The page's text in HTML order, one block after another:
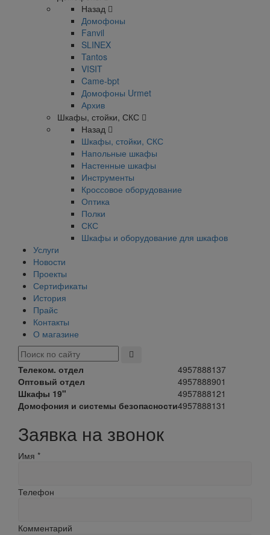
Назад
Домофоны
Fanvil
SLINEX
Tantos
VISIT
Came-bpt
Домофоны Urmet
Архив
Шкафы, стойки, СКС
Назад
Шкафы, стойки, СКС
Напольные шкафы
Настенные шкафы
Инструменты
Кроссовое оборудование
Оптика
Полки
СКС
Шкафы и оборудование для шкафов
Услуги
Новости
Проекты
Сертификаты
История
Прайс
Контакты
О магазине
Телеком. отдел
4957888137
Оптовый отдел
4957888901
Шкафы 19"
4957888121
Домофония и системы безопасности4957888131
Заявка на звонок
Имя *
Телефон
Комментарий